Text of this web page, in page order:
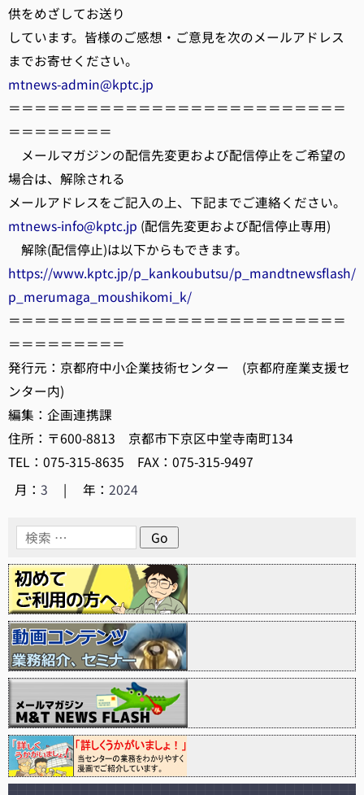
供をめざしてお送り
しています。皆様のご感想・ご意見を次のメールアドレス
までお寄せください。
mtnews-admin@kptc.jp
＝＝＝＝＝＝＝＝＝＝＝＝＝＝＝＝＝＝＝＝＝＝＝＝＝＝
＝＝＝＝＝＝＝＝
メールマガジンの配信先変更および配信停止をご希望の
場合は、解除される
メールアドレスをご記入の上、下記までご連絡ください。
mtnews-info@kptc.jp (配信先変更および配信停止専用)
解除(配信停止)は以下からもできます。
https://www.kptc.jp/p_kankoubutsu/p_mandtnewsflash/
p_merumaga_moushikomi_k/
＝＝＝＝＝＝＝＝＝＝＝＝＝＝＝＝＝＝＝＝＝＝＝＝＝＝
＝＝＝＝＝＝＝＝＝
発行元：京都府中小企業技術センター (京都府産業支援セ
ンター内)
編集：企画連携課
住所：〒600-8813 京都市下京区中堂寺南町134
TEL：075-315-8635 FAX：075-315-9497
月： 3 | 年：2024